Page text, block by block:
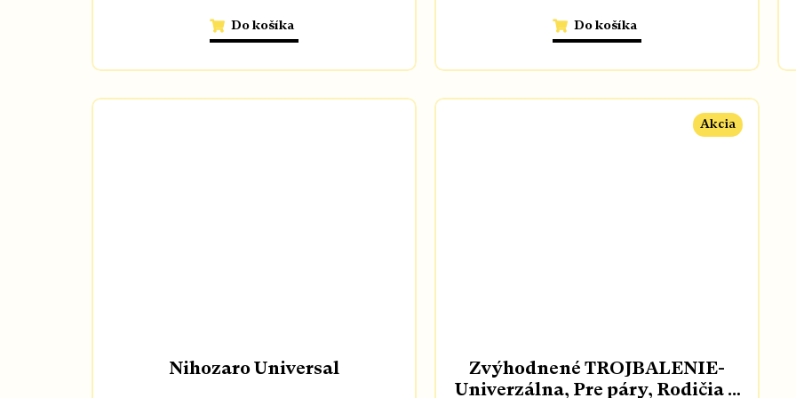
Do košíka Do košíka
Nihozaro Universal
Akcia
Zvýhodnené TROJBALENIE-
Univerzálna, Pre páry, Rodičia a